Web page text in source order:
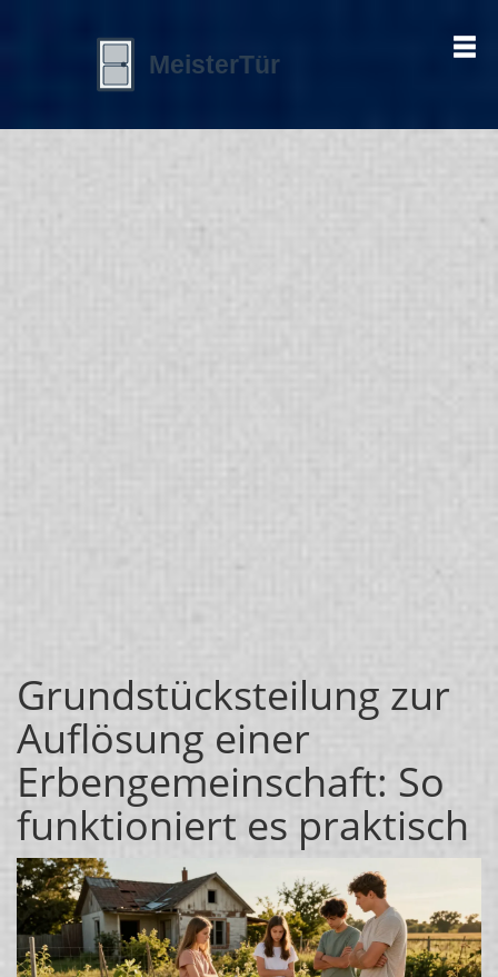
Grundstücksteilung zur
Auflösung einer
Erbengemeinschaft: So
funktioniert es praktisch